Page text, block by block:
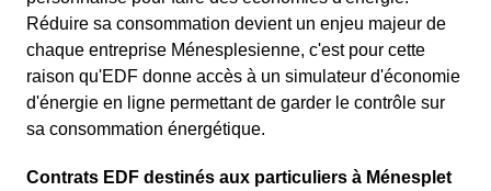
Réduire sa consommation devient un enjeu majeur de
chaque entreprise Ménesplesienne, c'est pour cette
raison qu'EDF donne accès à un simulateur d'économie
d'énergie en ligne permettant de garder le contrôle sur
sa consommation énergétique.
Contrats EDF destinés aux particuliers à Ménesplet